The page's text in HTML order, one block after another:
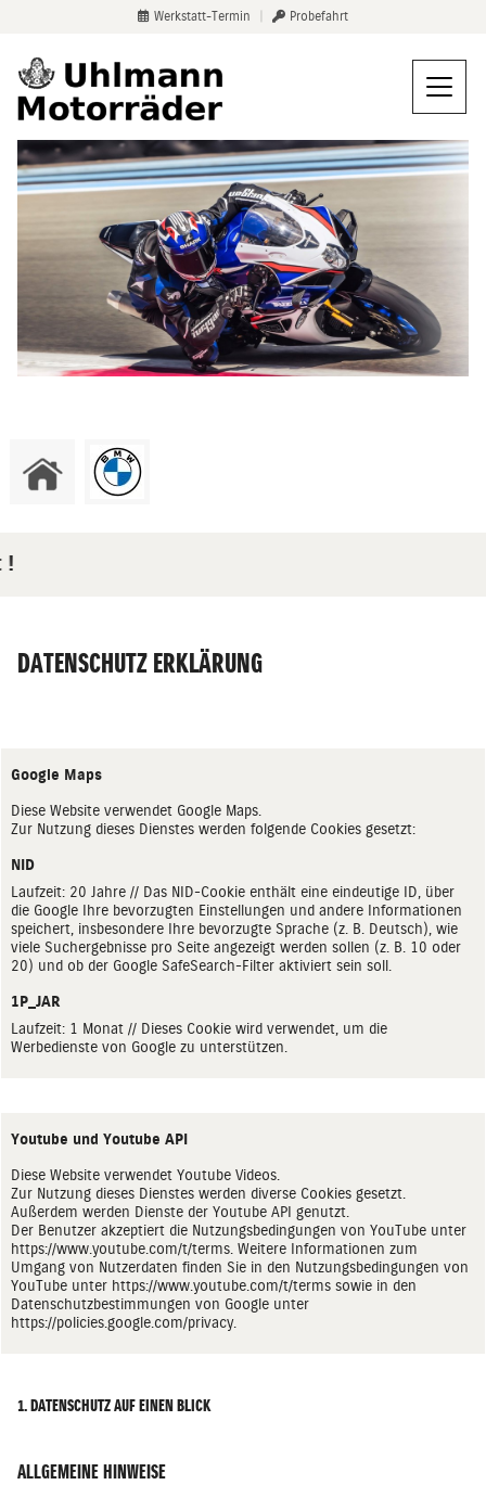
Werkstatt-Termin Probefahrt
!
DATENSCHUTZ ERKLÄRUNG
Google Maps
Diese Website verwendet Google Maps.
Zur Nutzung dieses Dienstes werden folgende Cookies gesetzt:
NID
Laufzeit: 20 Jahre // Das NID-Cookie enthält eine eindeutige ID, über
die Google Ihre bevorzugten Einstellungen und andere Informationen
speichert, insbesondere Ihre bevorzugte Sprache (z. B. Deutsch), wie
viele Suchergebnisse pro Seite angezeigt werden sollen (z. B. 10 oder
20) und ob der Google SafeSearch-Filter aktiviert sein soll.
1P_JAR
Laufzeit: 1 Monat // Dieses Cookie wird verwendet, um die
Werbedienste von Google zu unterstützen.
Youtube und Youtube API
Diese Website verwendet Youtube Videos.
Zur Nutzung dieses Dienstes werden diverse Cookies gesetzt.
Außerdem werden Dienste der Youtube API genutzt.
Der Benutzer akzeptiert die Nutzungsbedingungen von YouTube unter
https://www.youtube.com/t/terms. Weitere Informationen zum
Umgang von Nutzerdaten finden Sie in den Nutzungsbedingungen von
YouTube unter https://www.youtube.com/t/termssowie in den
Datenschutzbestimmungen von Google unter
https://policies.google.com/privacy.
1. DATENSCHUTZ AUF EINEN BLICK
ALLGEMEINE HINWEISE